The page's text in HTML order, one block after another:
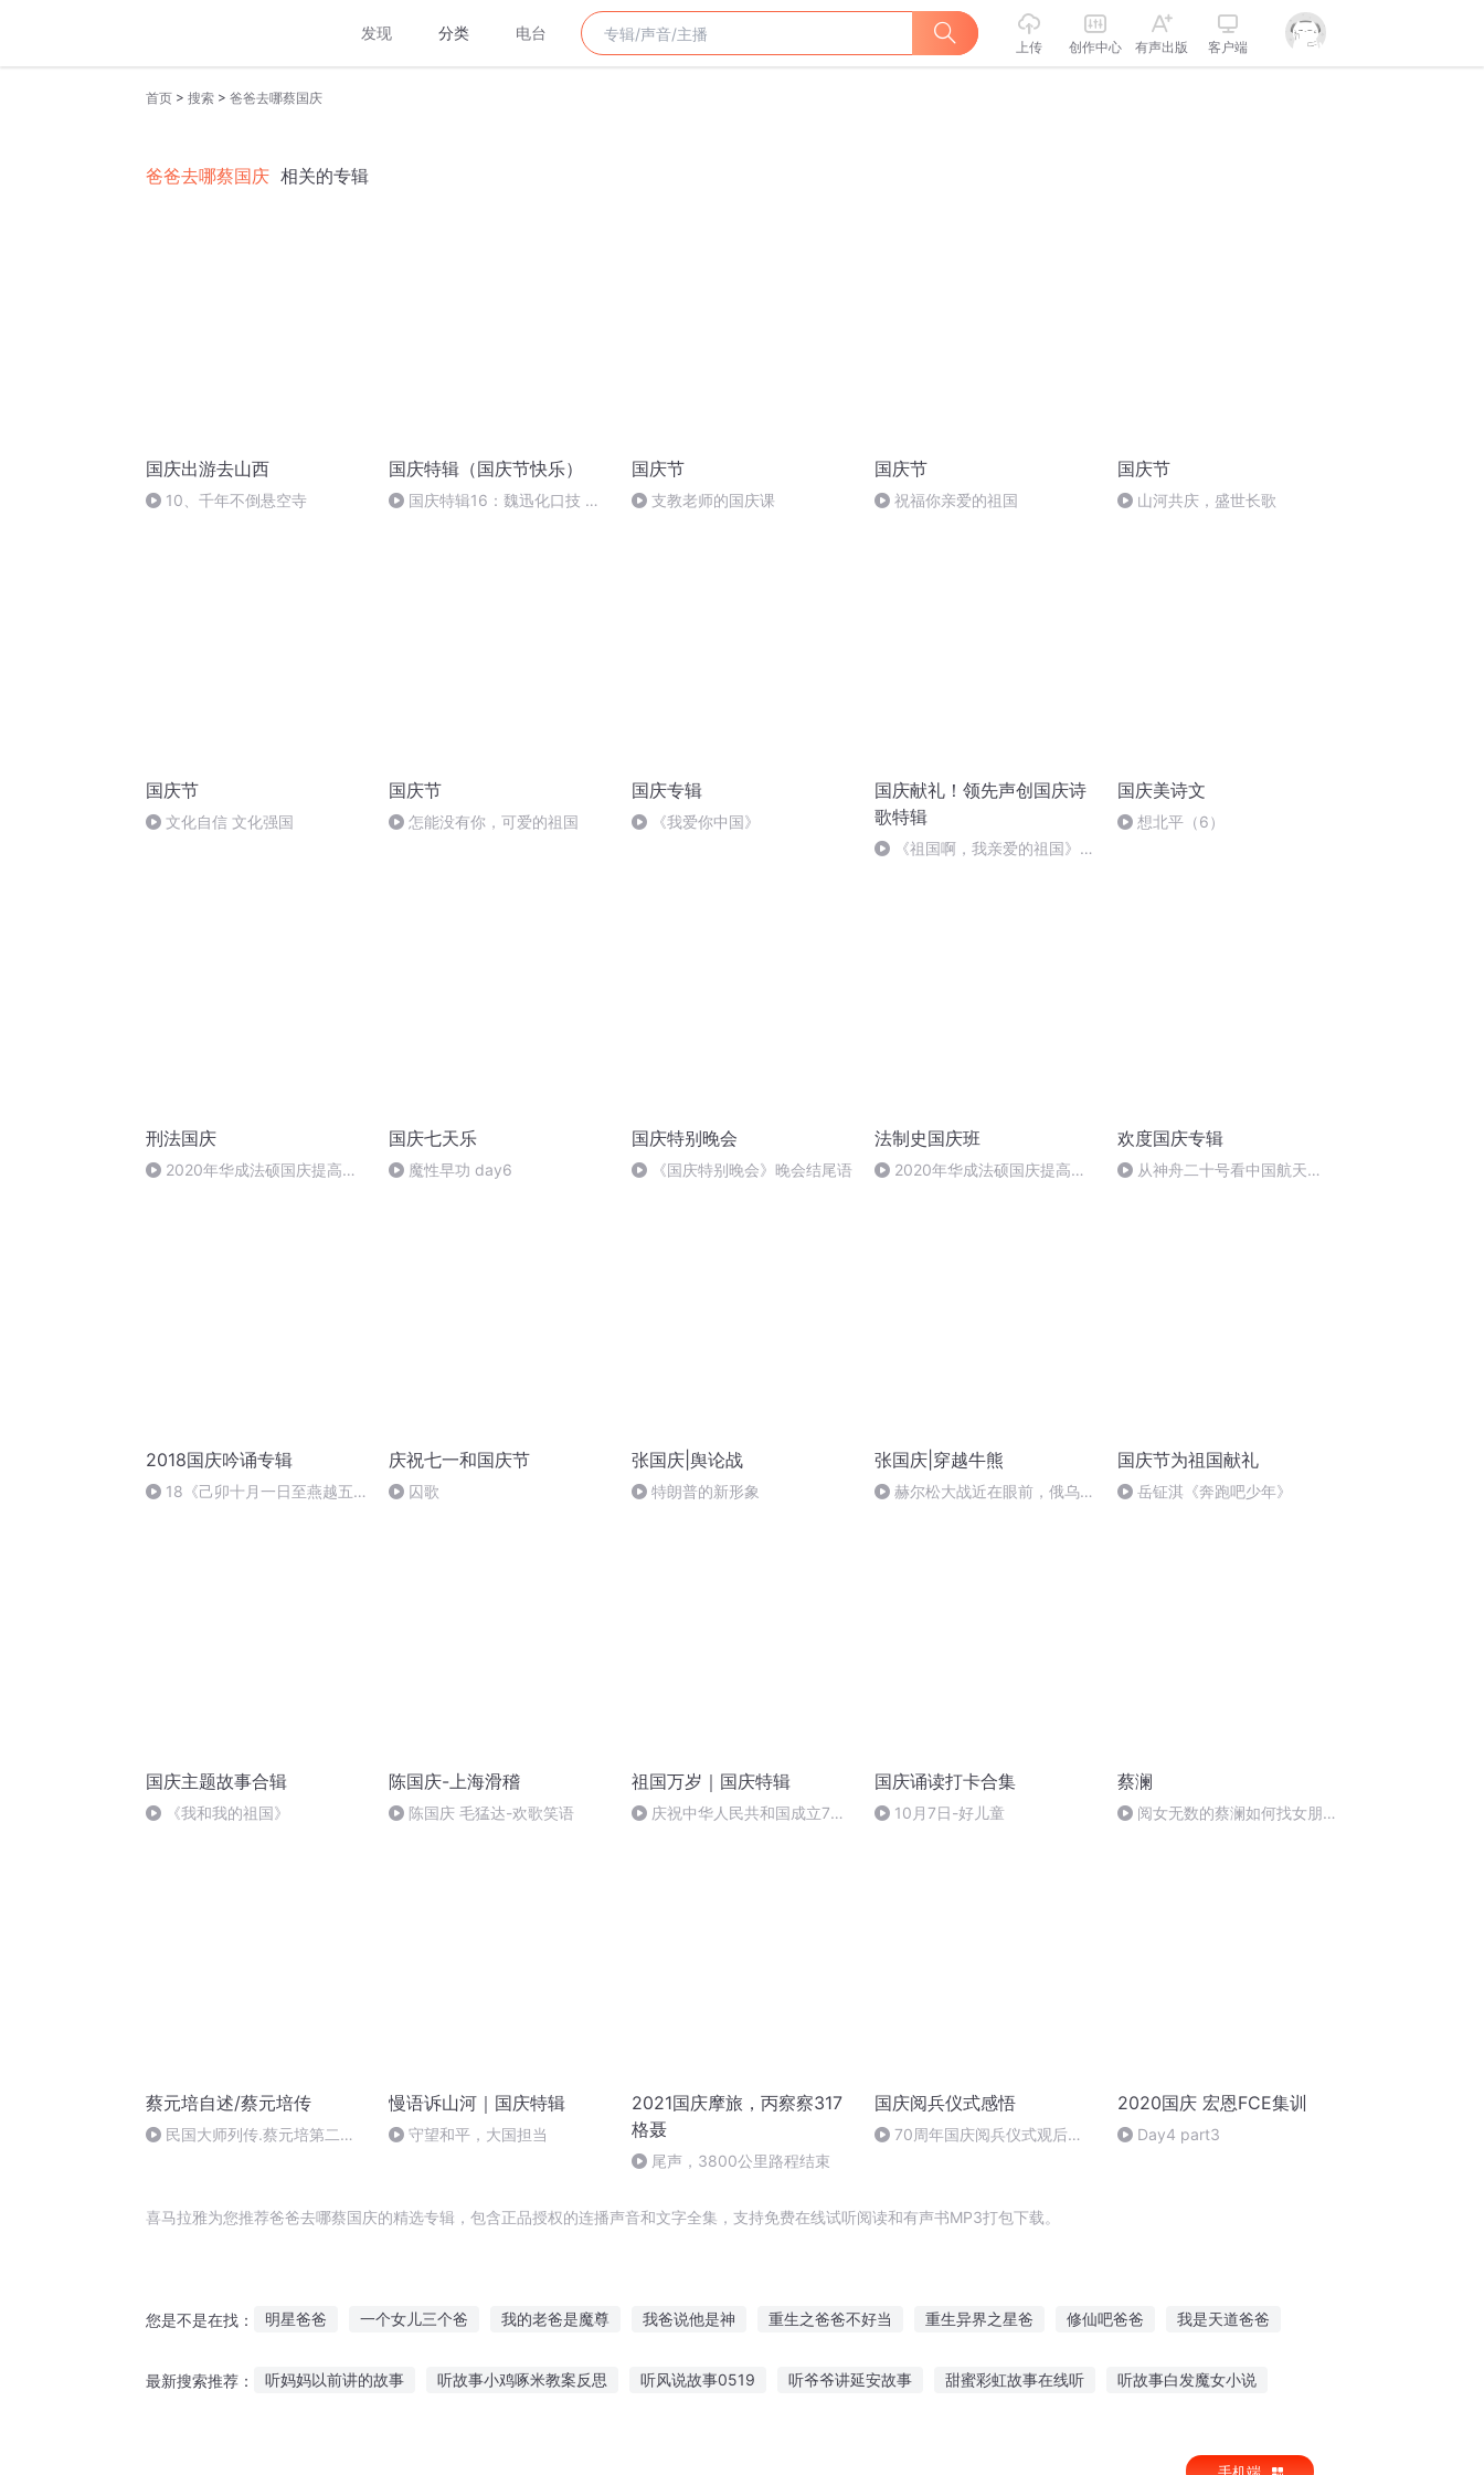
发现 分类 电台
上传 创作中心 有声出版 客户端
首页 > 搜索 > 爸爸去哪蔡国庆
爸爸去哪蔡国庆 相关的专辑
国庆出游去山西
10、千年不倒悬空寺
国庆特辑（国庆节快乐）
国庆特辑16：魏迅化口技 二
国庆节
支教老师的国庆课
国庆节
祝福你亲爱的祖国
国庆节
山河共庆，盛世长歌
国庆节
文化自信 文化强国
国庆节
怎能没有你，可爱的祖国
国庆专辑
《我爱你中国》
国庆献礼！领先声创国庆诗
歌特辑
《祖国啊，我亲爱的祖国》温
国庆美诗文
想北平（6）
刑法国庆
2020年华成法硕国庆提高班
国庆七天乐
魔性早功 day6
国庆特别晚会
《国庆特别晚会》晚会结尾语
法制史国庆班
2020年华成法硕国庆提高班
欢度国庆专辑
从神舟二十号看中国航天
2018国庆吟诵专辑
18《己卯十月一日至燕越五
庆祝七一和国庆节
囚歌
张国庆|舆论战
特朗普的新形象
张国庆|穿越牛熊
赫尔松大战近在眼前，俄乌冲
国庆节为祖国献礼
岳钲淇《奔跑吧少年》
国庆主题故事合辑
《我和我的祖国》
陈国庆-上海滑稽
陈国庆 毛猛达-欢歌笑语
祖国万岁｜国庆特辑
庆祝中华人民共和国成立73
国庆诵读打卡合集
10月7日-好儿童
蔡澜
阅女无数的蔡澜如何找女朋
蔡元培自述/蔡元培传
民国大师列传.蔡元培第二十
慢语诉山河｜国庆特辑
守望和平，大国担当
2021国庆摩旅，丙察察317
格聂
尾声，3800公里路程结束
国庆阅兵仪式感悟
70周年国庆阅兵仪式观后感
2020国庆 宏恩FCE集训
Day4 part3
喜马拉雅为您推荐爸爸去哪蔡国庆的精选专辑，包含正品授权的连播声音和文字全集，支持免费在线试听阅读和有声书MP3打包下载。
您是不是在找： 明星爸爸 一个女儿三个爸 我的老爸是魔尊 我爸说他是神 重生之爸爸不好当 重生异界之星爸 修仙吧爸爸 我是天道爸爸
最新搜索推荐： 听妈妈以前讲的故事 听故事小鸡啄米教案反思 听风说故事0519 听爷爷讲延安故事 甜蜜彩虹故事在线听 听故事白发魔女小说